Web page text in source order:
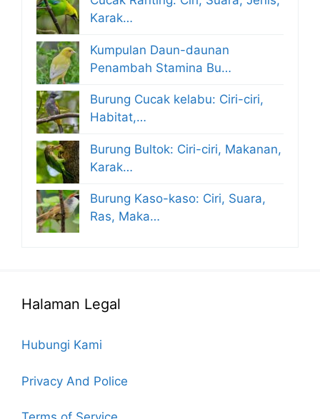
Karak…
Kumpulan Daun-daunan
Penambah Stamina Bu…
Burung Cucak kelabu: Ciri-ciri,
Habitat,…
Burung Bultok: Ciri-ciri, Makanan,
Karak…
Burung Kaso-kaso: Ciri, Suara,
Ras, Maka…
Halaman Legal
Hubungi Kami
Privacy And Police